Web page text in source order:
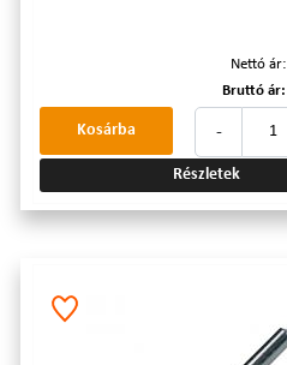
Nettó ár:
Bruttó ár:
-
Kosárba
Részletek